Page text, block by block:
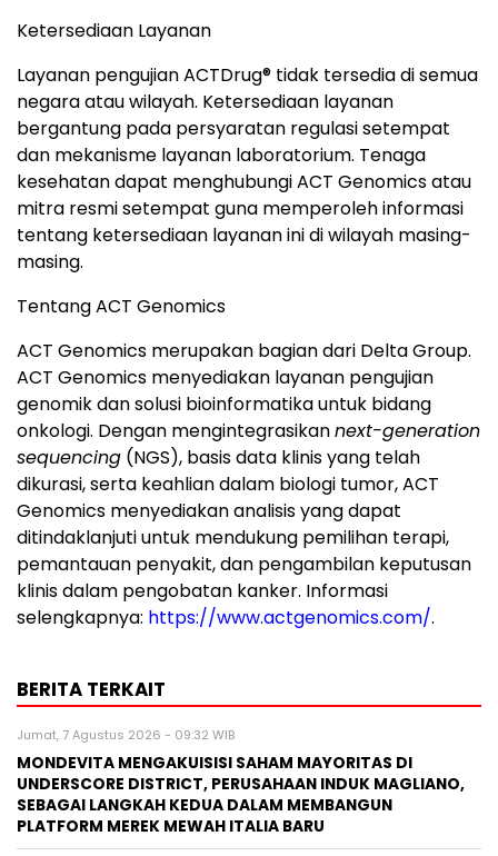
Ketersediaan Layanan
Layanan pengujian ACTDrug® tidak tersedia di semua
negara atau wilayah. Ketersediaan layanan
bergantung pada persyaratan regulasi setempat
dan mekanisme layanan laboratorium. Tenaga
kesehatan dapat menghubungi ACT Genomics atau
mitra resmi setempat guna memperoleh informasi
tentang ketersediaan layanan ini di wilayah masing-
masing.
Tentang ACT Genomics
ACT Genomics merupakan bagian dari Delta Group.
ACT Genomics menyediakan layanan pengujian
genomik dan solusi bioinformatika untuk bidang
onkologi. Dengan mengintegrasikannext-generation
sequencing (NGS), basis data klinis yang telah
dikurasi, serta keahlian dalam biologi tumor, ACT
Genomics menyediakan analisis yang dapat
ditindaklanjuti untuk mendukung pemilihan terapi,
pemantauan penyakit, dan pengambilan keputusan
klinis dalam pengobatan kanker. Informasi
selengkapnya: https://www.actgenomics.com/.
BERITA TERKAIT
Jumat, 7 Agustus 2026 - 09:32 WIB
MONDEVITA MENGAKUISISI SAHAM MAYORITAS DI
UNDERSCORE DISTRICT, PERUSAHAAN INDUK MAGLIANO,
SEBAGAI LANGKAH KEDUA DALAM MEMBANGUN
PLATFORM MEREK MEWAH ITALIA BARU